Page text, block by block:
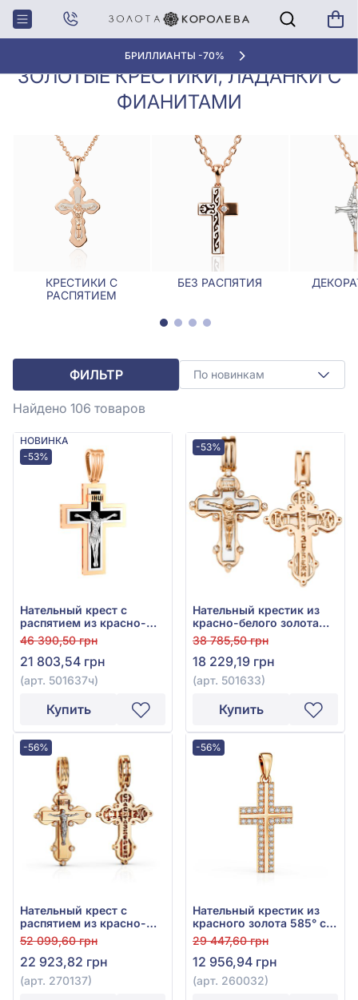
БРИЛЛИАНТЫ -70%
Главная
Крестики,
Ладанки
Золотые крестики, ладанки с
фианитами
ЗОЛОТЫЕ КРЕСТИКИ, ЛАДАНКИ С
ФИАНИТАМИ
КРЕСТИКИ С
РАСПЯТИЕМ
БЕЗ РАСПЯТИЯ
ФИЛЬТР По новинкам
Найдено 106 товаров
НОВИНКА
-53%
Нательный крест с
распятием из красно-
белого золота 585° с
куб.окс.циркония, арт.
501637ч
46 390,50 грн
21 803,54 грн
(арт. 501637ч)
Купить
-53%
Нательный крестик из
красно-белого золота
585° с фианитом, арт.
501633
38 785,50 грн
18 229,19 грн
(арт. 501633)
Купить
-56%
Нательный крест с
распятием из красно-
белого золота 585° с
фианитом, арт. 270137
52 099,60 грн
22 923,82 грн
(арт. 270137)
-56%
Нательный крестик из
красного золота 585° с
чёрным фианитом, арт.
260032
29 447,60 грн
12 956,94 грн
(арт. 260032)